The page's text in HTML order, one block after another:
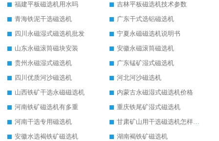
福建平板磁选机用水吗
吉林平板磁选机技术参数
青海铁泥干选磁选机
广东干式选铝磁选机
四川永磁湿式磁选机批发
宁夏永磁磁选机说明书
山东永磁滚筒磁块安装
安徽永磁滚筒磁选机
贵州永磁湿式磁选机
广东锰矿湿式磁选机
四川优质河沙磁选机
河北河沙磁选机
山西铁矿干选永磁磁选机
内蒙古永磁湿式磁选机价格
河南铁矿磁选机有多重
重庆铁尾矿湿式磁选机
河南干选专用磁选机
甘肃矿山用干选磁选机怎样调磁
安徽水选褐铁矿磁选机
湖南褐铁矿磁选机